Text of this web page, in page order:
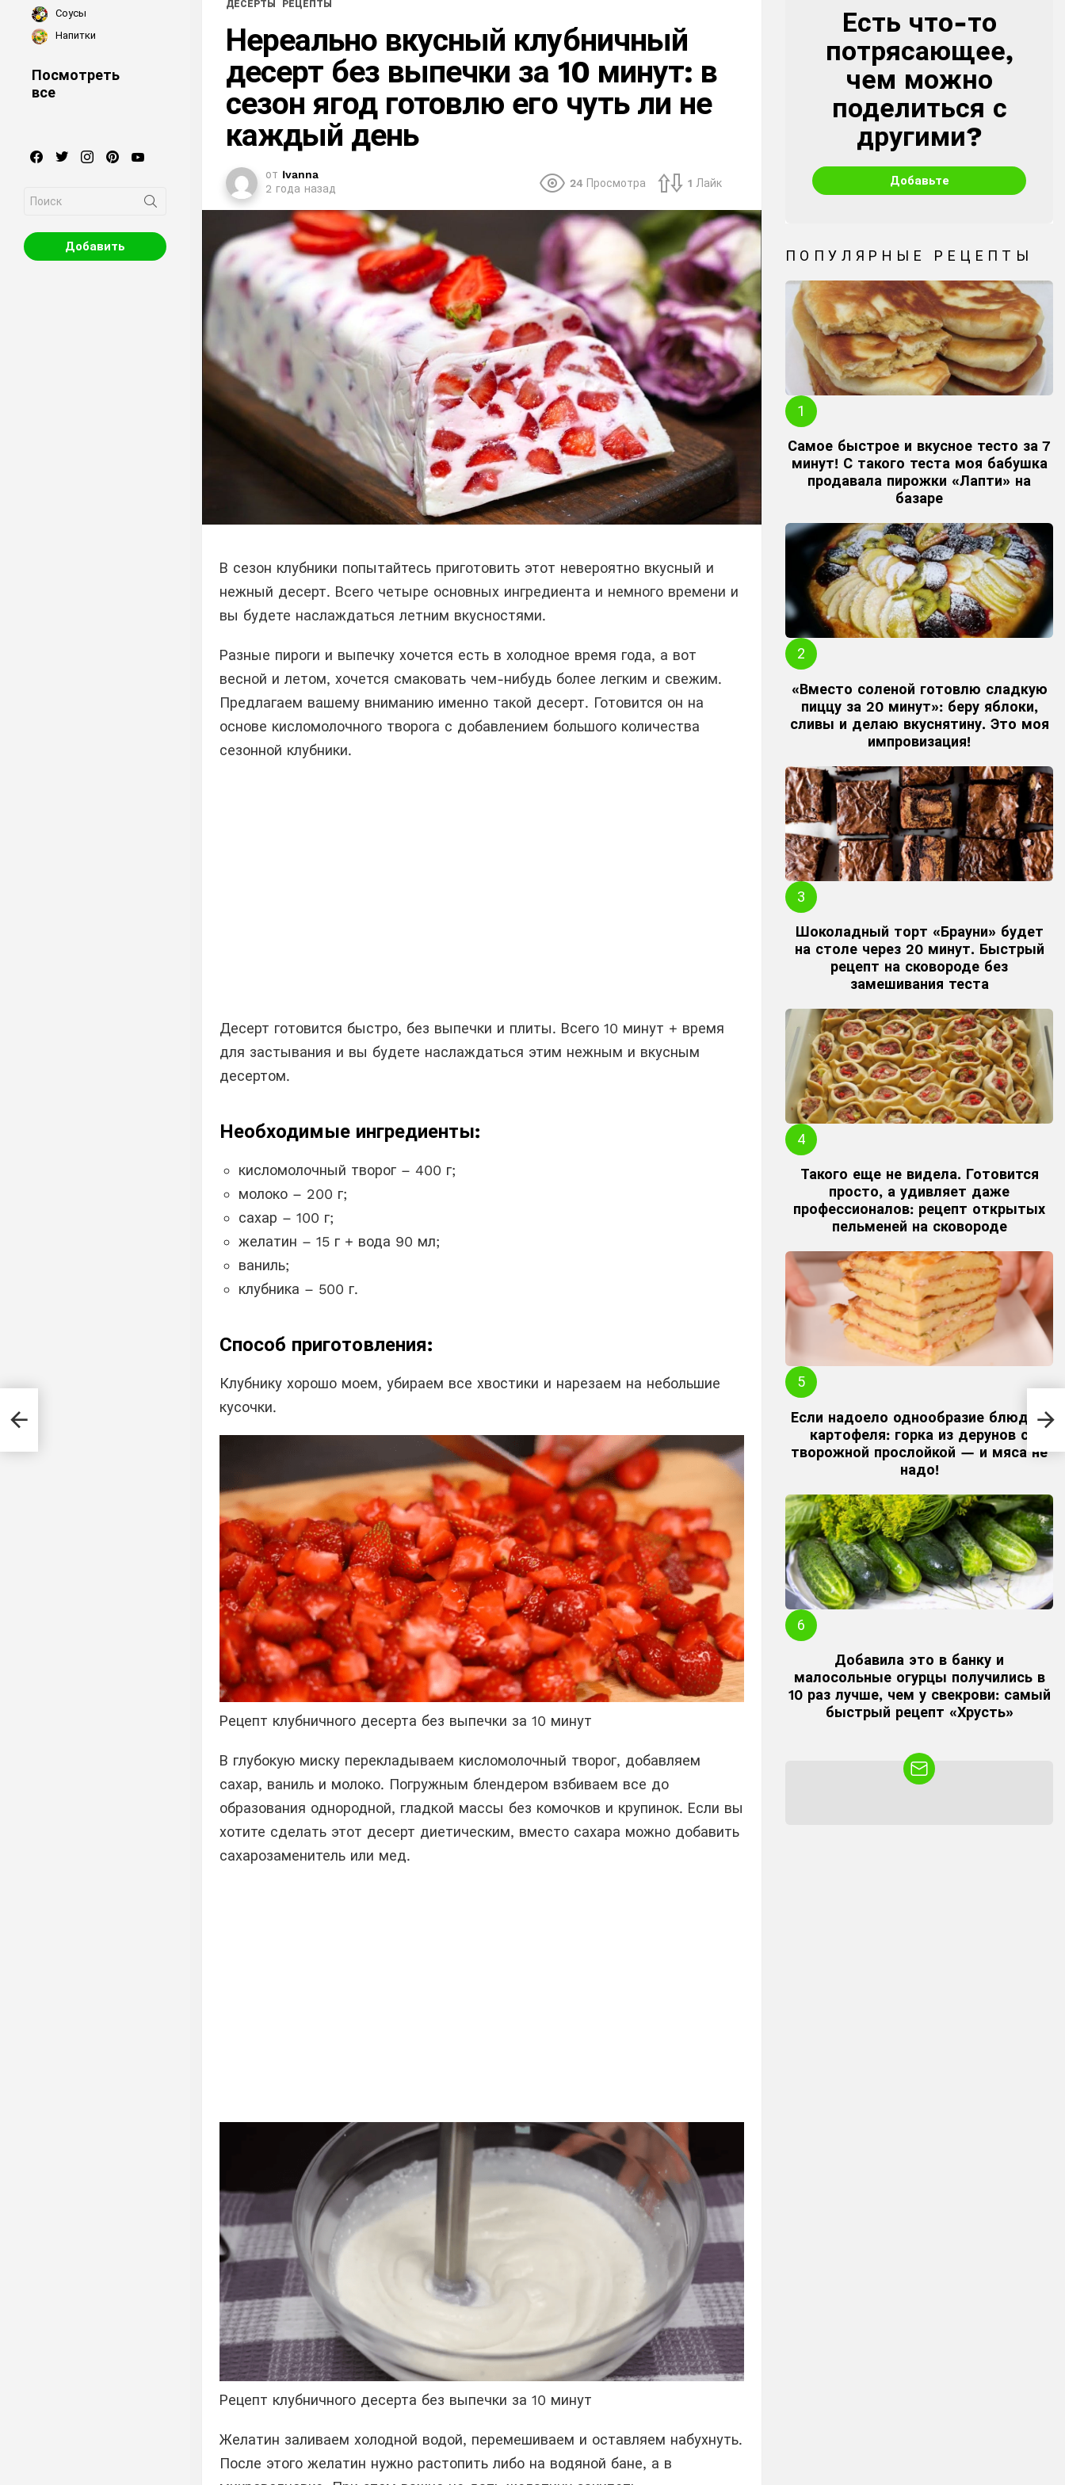
ДЕСЕРТЫ РЕЦЕПТЫ
Нереально вкусный клубничный
десерт без выпечки за 10 минут: в
сезон ягод готовлю его чуть ли не
каждый день
от Ivanna
2 года назад
24 Просмотра 1 Лайк
В сезон клубники попытайтесь приготовить этот невероятно вкусный и
нежный десерт. Всего четыре основных ингредиента и немного времени и
вы будете наслаждаться летним вкусностями.
Разные пироги и выпечку хочется есть в холодное время года, а вот
весной и летом, хочется смаковать чем-нибудь более легким и свежим.
Предлагаем вашему вниманию именно такой десерт. Готовится он на
основе кисломолочного творога с добавлением большого количества
сезонной клубники.
Десерт готовится быстро, без выпечки и плиты. Всего 10 минут + время
для застывания и вы будете наслаждаться этим нежным и вкусным
десертом.
Необходимые ингредиенты:
кисломолочный творог – 400 г;
молоко – 200 г;
сахар – 100 г;
желатин – 15 г + вода 90 мл;
ваниль;
клубника – 500 г.
Способ приготовления:
Клубнику хорошо моем, убираем все хвостики и нарезаем на небольшие
кусочки.
Рецепт клубничного десерта без выпечки за 10 минут
В глубокую миску перекладываем кисломолочный творог, добавляем
сахар, ваниль и молоко. Погружным блендером взбиваем все до
образования однородной, гладкой массы без комочков и крупинок. Если вы
хотите сделать этот десерт диетическим, вместо сахара можно добавить
сахарозаменитель или мед.
Рецепт клубничного десерта без выпечки за 10 минут
Желатин заливаем холодной водой, перемешиваем и оставляем набухнуть.
После этого желатин нужно растопить либо на водяной бане, а в
CREATE
Есть что-то
потрясающее,
чем можно
поделиться с
другими?
Добавьте
ПОПУЛЯРНЫЕ РЕЦЕПТЫ
Самое быстрое и вкусное тесто за 7
минут! С такого теста моя бабушка
продавала пирожки «Лапти» на
базаре
«Вместо соленой готовлю сладкую
пиццу за 20 минут»: беру яблоки,
сливы и делаю вкуснятину. Это моя
импровизация!
Шоколадный торт «Брауни» будет
на столе через 20 минут. Быстрый
рецепт на сковороде без
замешивания теста
Такого еще не видела. Готовится
просто, а удивляет даже
профессионалов: рецепт открытых
пельменей на сковороде
Если надоело однообразие блюд из
картофеля: горка из дерунов с
творожной прослойкой — и мяса не
надо!
Добавила это в банку и
малосольные огурцы получились в
10 раз лучше, чем у свекрови: самый
быстрый рецепт «Хрусть»
Соусы
Напитки
Посмотреть
все
facebooktwitterinstagrampinterest
for:
Добавить